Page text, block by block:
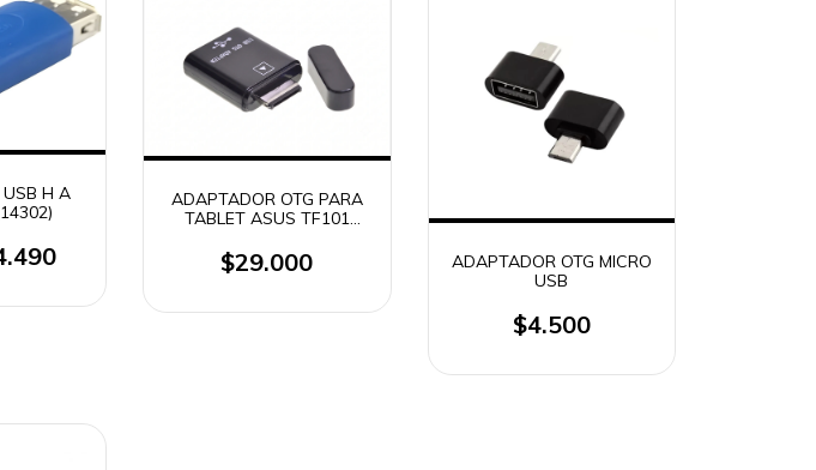
H A
ADAPTADOR OTG PARA
TABLET ASUS TF101
(20649)
$29.000
ADAPTADOR OTG MICRO
USB
$4.500